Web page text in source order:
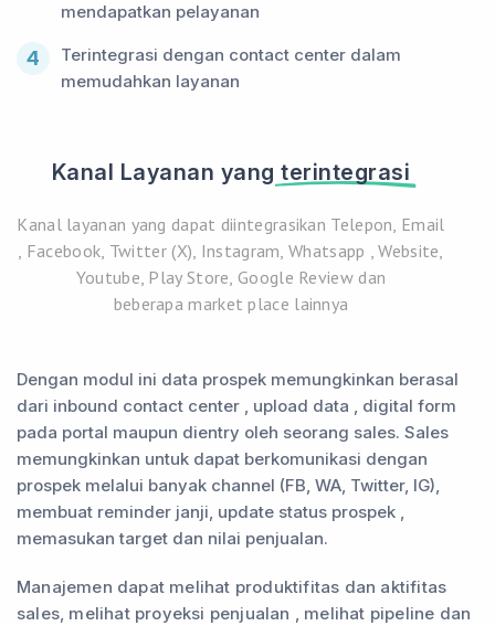
mendapatkan pelayanan
4
Terintegrasi dengan contact center dalam
memudahkan layanan
Kanal Layanan yangterintegrasi
Kanal layanan yang dapat diintegrasikan Telepon, Email
, Facebook, Twitter (X), Instagram, Whatsapp , Website,
Youtube, Play Store, Google Review dan
beberapa market place lainnya
Dengan modul ini data prospek memungkinkan berasal
dari inbound contact center , upload data , digital form
pada portal maupun dientry oleh seorang sales. Sales
memungkinkan untuk dapat berkomunikasi dengan
prospek melalui banyak channel (FB, WA, Twitter, IG),
membuat reminder janji, update status prospek ,
memasukan target dan nilai penjualan.
Manajemen dapat melihat produktifitas dan aktifitas
sales, melihat proyeksi penjualan , melihat pipeline dan